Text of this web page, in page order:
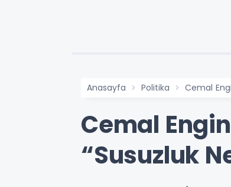
Anasayfa Politika Cemal
Cemal
“Susuzluk